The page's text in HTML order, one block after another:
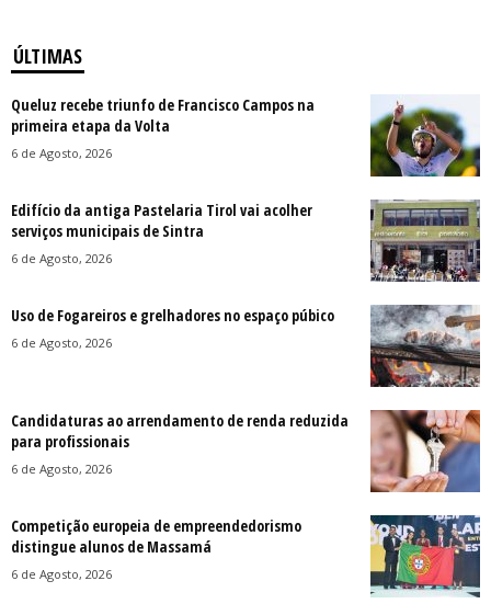
ÚLTIMAS
Queluz recebe triunfo de Francisco Campos na
primeira etapa da Volta
6 de Agosto, 2026
Edifício da antiga Pastelaria Tirol vai acolher
serviços municipais de Sintra
6 de Agosto, 2026
Uso de Fogareiros e grelhadores no espaço púbico
6 de Agosto, 2026
Candidaturas ao arrendamento de renda reduzida
para profissionais
6 de Agosto, 2026
Competição europeia de empreendedorismo
distingue alunos de Massamá
6 de Agosto, 2026